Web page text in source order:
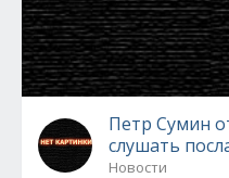
Петр Сумин
слушать
Новости